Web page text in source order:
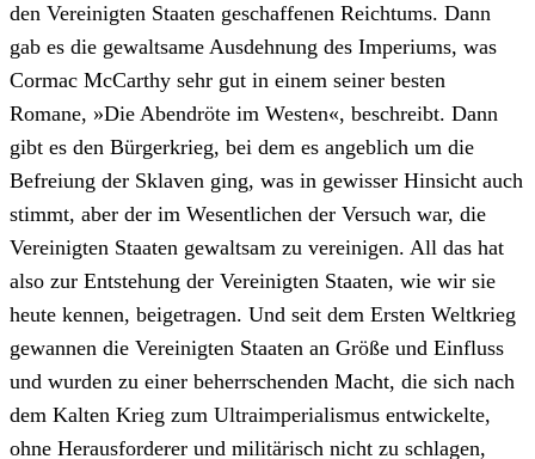
den Vereinigten Staaten geschaffenen Reichtums. Dann
gab es die gewaltsame Ausdehnung des Imperiums, was
Cormac McCarthy sehr gut in einem seiner besten
Romane, »Die Abendröte im Westen«, beschreibt. Dann
gibt es den Bürgerkrieg, bei dem es angeblich um die
Befreiung der Sklaven ging, was in gewisser Hinsicht auch
stimmt, aber der im Wesentlichen der Versuch war, die
Vereinigten Staaten gewaltsam zu vereinigen. All das hat
also zur Entstehung der Vereinigten Staaten, wie wir sie
heute kennen, beigetragen. Und seit dem Ersten Weltkrieg
gewannen die Vereinigten Staaten an Größe und Einfluss
und wurden zu einer beherrschenden Macht, die sich nach
dem Kalten Krieg zum Ultraimperialismus entwickelte,
ohne Herausforderer und militärisch nicht zu schlagen,